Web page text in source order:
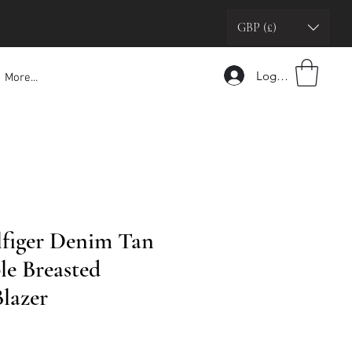
GBP (£)
More... Logga in
Denim Tan
Breasted